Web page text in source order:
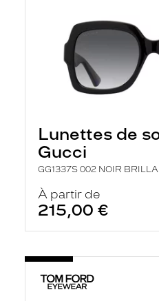
Lunettes de
Gucci
GG1337S 002 NOIR
À partir de
215,00 €